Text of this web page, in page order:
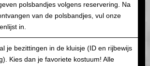
polsbandjes volgens reservering. Na
van de polsbandjes, vul onze
in.
je bezittingen in de kluisje (ID en rijbewijs
Kies dan je favoriete kostuum! Alle